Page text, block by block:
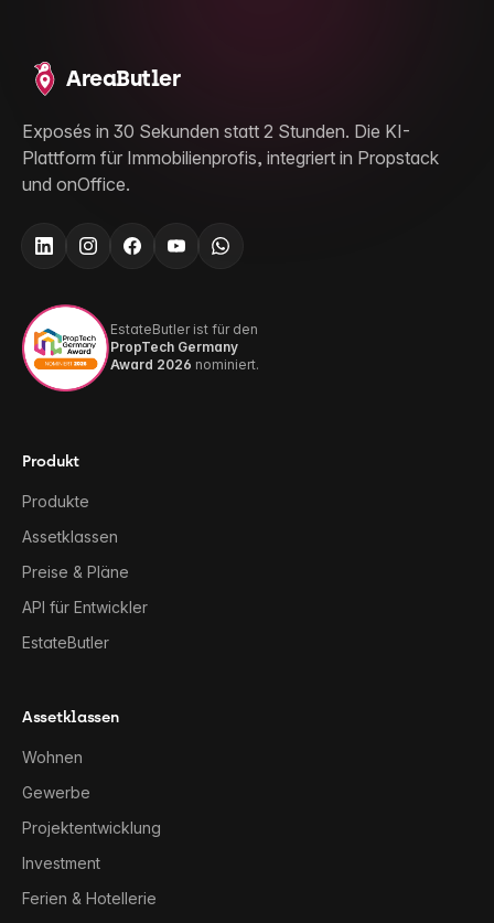
AreaButler
Exposés in 30 Sekunden statt 2 Stunden. Die KI-
Plattform für Immobilienprofis, integriert in Propstack
und onOffice.
EstateButler ist für den
PropTech Germany
Award 2026 nominiert.
Produkt
Produkte
Assetklassen
Preise & Pläne
API für Entwickler
EstateButler
Assetklassen
Wohnen
Gewerbe
Projektentwicklung
Investment
Ferien & Hotellerie